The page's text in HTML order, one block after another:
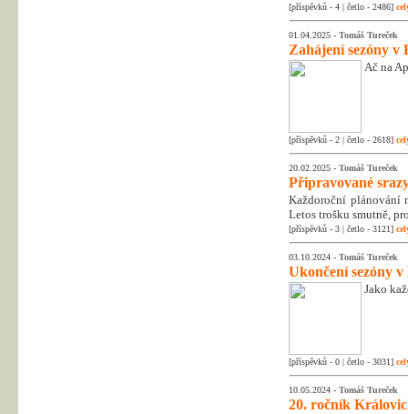
[příspěvků - 4 | četlo - 2486]
01.04.2025 - Tomáš Tureček
Zahájení sezóny v
Ač na
[příspěvků - 2 | četlo - 2618]
20.02.2025 - Tomáš Tureček
Připravované
Každoroční plánování
Letos trošku smutně,
[příspěvků - 3 | četlo - 3121]
03.10.2024 - Tomáš Tureček
Ukončení sezóny v
Jako
[příspěvků - 0 | četlo - 3031]
10.05.2024 - Tomáš Tureček
20. ročník